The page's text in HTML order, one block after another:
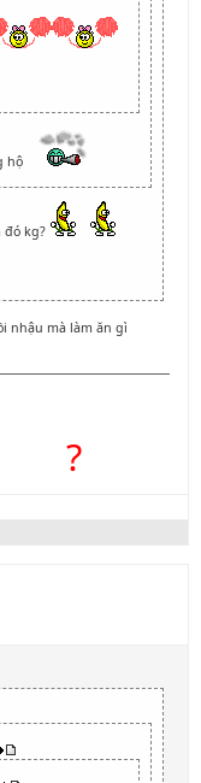
hộ
đó kg?
nhậu mà làm ăn gì
?